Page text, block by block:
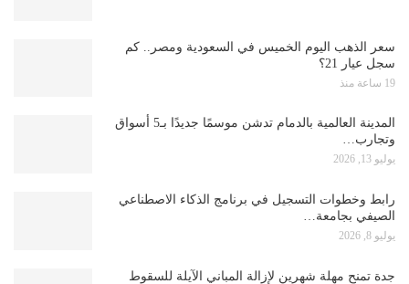
سعر الذهب اليوم الخميس في السعودية ومصر.. كم
سجل عيار 21؟
19 ساعة منذ
المدينة العالمية بالدمام تدشن موسمًا جديدًا بـ5 أسواق
وتجارب…
يوليو 13, 2026
رابط وخطوات التسجيل في برنامج الذكاء الاصطناعي
الصيفي بجامعة…
يوليو 8, 2026
جدة تمنح مهلة شهرين لإزالة المباني الآيلة للسقوط